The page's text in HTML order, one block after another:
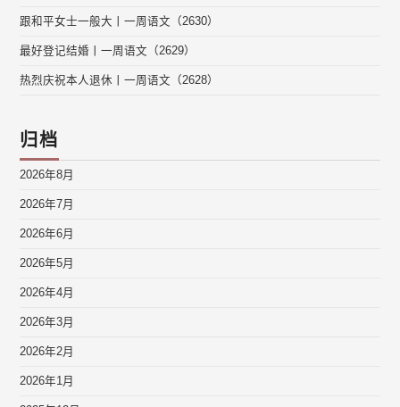
跟和平女士一般大丨一周语文（2630）
最好登记结婚丨一周语文（2629）
热烈庆祝本人退休丨一周语文（2628）
归档
2026年8月
2026年7月
2026年6月
2026年5月
2026年4月
2026年3月
2026年2月
2026年1月